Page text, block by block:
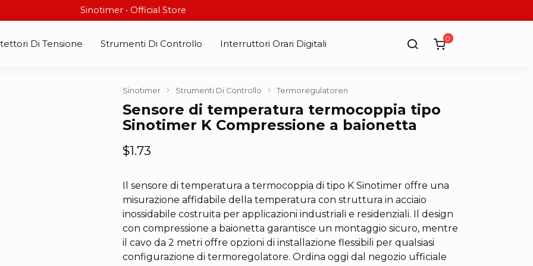
Sinotimer • Official Store
Di Tensione Strumenti Di Controllo Interruttori Orari Digitali 0
Sinotimer Strumenti Di Controllo Termoregulatoren
Sensore di temperatura termocoppia tipo
Sinotimer K Compressione a baionetta
$1.73
Il sensore di temperatura a termocoppia di tipo K Sinotimer offre una
misurazione affidabile della temperatura con struttura in acciaio
inossidabile costruita per applicazioni industriali e residenziali. Il design
con compressione a baionetta garantisce un montaggio sicuro, mentre
il cavo da 2 metri offre opzioni di installazione flessibili per qualsiasi
configurazione di termoregolatore. Ordina oggi dal negozio ufficiale